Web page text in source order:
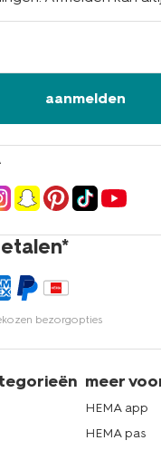
bezorgopties
aanmelden
meer
HEMA app
HEMA pas